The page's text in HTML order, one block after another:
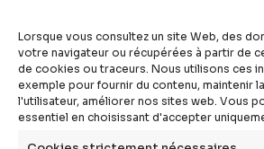
Lorsque vous consultez un site Web, des
votre navigateur ou récupérées à partir de
de cookies ou traceurs. Nous utilisons ces
exemple pour fournir du contenu, maintenir
l'utilisateur, améliorer nos sites web. Vous
essentiel en choisissant d'accepter
dossiers
experts
compléments
questions